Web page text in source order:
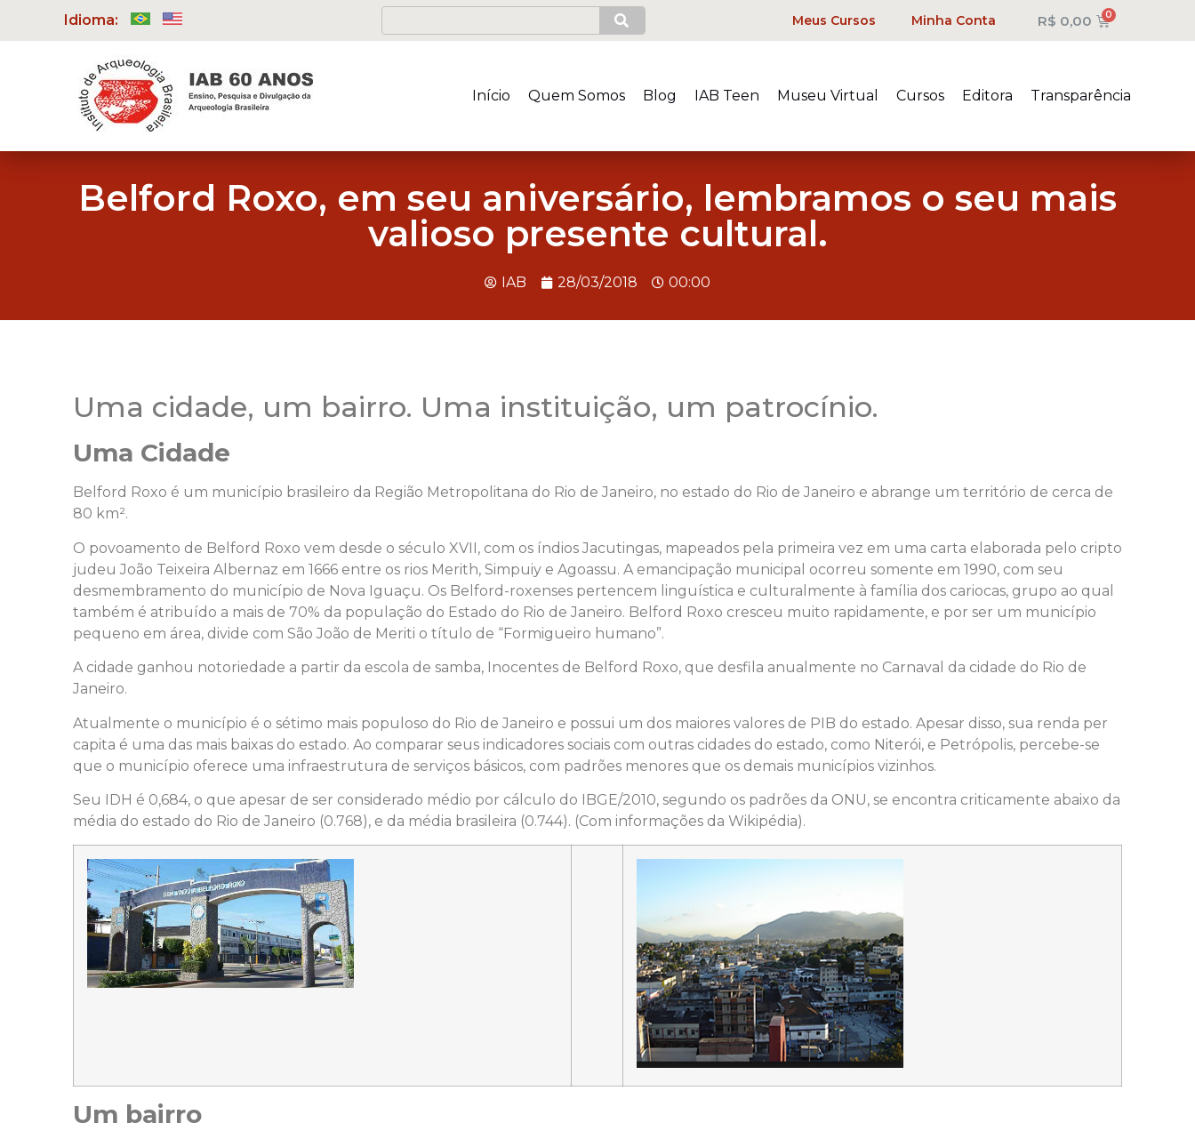
Idioma: Meus Cursos Minha Conta R$ 0,00
Início Quem Somos Blog IAB Teen Museu Virtual Cursos Editora Transparência
Belford Roxo, em seu aniversário, lembramos o seu mais
valioso presente cultural.
IAB 28/03/2018 00:00
Uma cidade, um bairro. Uma instituição, um patrocínio.
Uma Cidade
Belford Roxo é um município brasileiro da Região Metropolitana do Rio de Janeiro, no estado do Rio de Janeiro e abrange um território de cerca de
80 km².
O povoamento de Belford Roxo vem desde o século XVII, com os índios Jacutingas, mapeados pela primeira vez em uma carta elaborada pelo cripto
judeu João Teixeira Albernaz em 1666 entre os rios Merith, Simpuiy e Agoassu. A emancipação municipal ocorreu somente em 1990, com seu
desmembramento do município de Nova Iguaçu. Os Belford-roxenses pertencem linguística e culturalmente à família dos cariocas, grupo ao qual
também é atribuído a mais de 70% da população do Estado do Rio de Janeiro. Belford Roxo cresceu muito rapidamente, e por ser um município
pequeno em área, divide com São João de Meriti o título de “Formigueiro humano”.
A cidade ganhou notoriedade a partir da escola de samba, Inocentes de Belford Roxo, que desfila anualmente no Carnaval da cidade do Rio de
Janeiro.
Atualmente o município é o sétimo mais populoso do Rio de Janeiro e possui um dos maiores valores de PIB do estado. Apesar disso, sua renda per
capita é uma das mais baixas do estado. Ao comparar seus indicadores sociais com outras cidades do estado, como Niterói, e Petrópolis, percebe-se
que o município oferece uma infraestrutura de serviços básicos, com padrões menores que os demais municípios vizinhos.
Seu IDH é 0,684, o que apesar de ser considerado médio por cálculo do IBGE/2010, segundo os padrões da ONU, se encontra criticamente abaixo da
média do estado do Rio de Janeiro (0.768), e da média brasileira (0.744). (Com informações da Wikipédia).
Um bairro